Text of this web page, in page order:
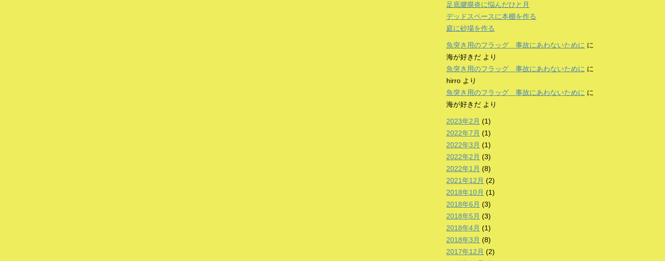
足底腱膜炎に悩んだひと月
デッドスペースに本棚を作る
庭に砂場を作る
魚突き用のフラッグ 事故にあわないために に
海が好きだ より
魚突き用のフラッグ 事故にあわないために に
hirro より
魚突き用のフラッグ 事故にあわないために に
海が好きだ より
2023年2月 (1)
2022年7月 (1)
2022年3月 (1)
2022年2月 (3)
2022年1月 (8)
2021年12月 (2)
2018年10月 (1)
2018年6月 (3)
2018年5月 (3)
2018年4月 (1)
2018年3月 (8)
2017年12月 (2)